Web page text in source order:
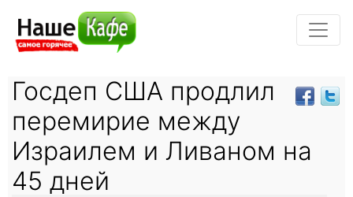
Госдеп США продлил
перемирие между
Израилем и Ливаном на
45 дней